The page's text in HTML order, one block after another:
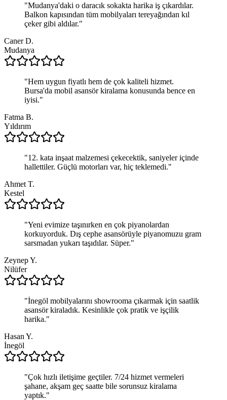
"Mudanya'daki o daracık sokakta harika iş çıkardılar.
Balkon kapısından tüm mobilyaları tereyağından kıl
çeker gibi aldılar."
Caner D.
Mudanya
"Hem uygun fiyatlı hem de çok kaliteli hizmet.
Bursa'da mobil asansör kiralama konusunda bence en
iyisi."
Fatma B.
Yıldırım
"12. kata inşaat malzemesi çekecektik, saniyeler içinde
hallettiler. Güçlü motorları var, hiç teklemedi."
Ahmet T.
Kestel
"Yeni evimize taşınırken en çok piyanolardan
korkuyorduk. Dış cephe asansörüyle piyanomuzu gram
sarsmadan yukarı taşıdılar. Süper."
Zeynep Y.
Nilüfer
"İnegöl mobilyalarını showrooma çıkarmak için saatlik
asansör kiraladık. Kesinlikle çok pratik ve işçilik
harika."
Hasan Y.
İnegöl
"Çok hızlı iletişime geçtiler. 7/24 hizmet vermeleri
şahane, akşam geç saatte bile sorunsuz kiralama
yaptık."